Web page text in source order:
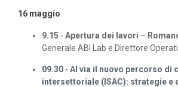
16 maggio
9.15 - Apertura dei lavori –
Generale ABI Lab e Direttore
09.30 - Al via il nuovo percorso di
intersettoriale (ISAC): strategie e